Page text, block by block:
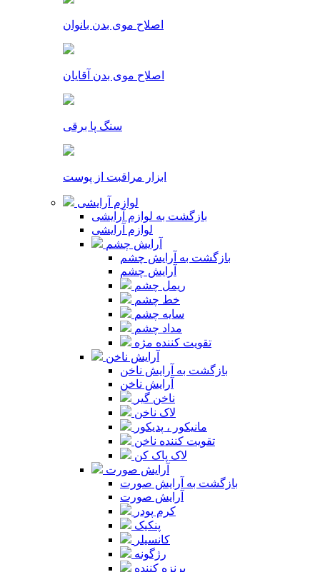
اصلاح موی بدن بانوان
اصلاح موی بدن آقایان
سنگ پا برقی
ابزار مراقبت از پوست
لوازم آرایشی
بازگشت به لوازم آرایشی
لوازم آرایشی
آرایش چشم
بازگشت به آرایش چشم
آرایش چشم
ریمل چشم
خط چشم
سایه چشم
مداد چشم
تقویت کننده مژه
آرایش ناخن
بازگشت به آرایش ناخن
آرایش ناخن
ناخن گیر
لاک ناخن
مانیکور ، پدیکور
تقویت کننده ناخن
لاک پاک کن
آرایش صورت
بازگشت به آرایش صورت
آرایش صورت
کرم پودر
پنکیک
کانسیلر
رژگونه
برنزه کننده